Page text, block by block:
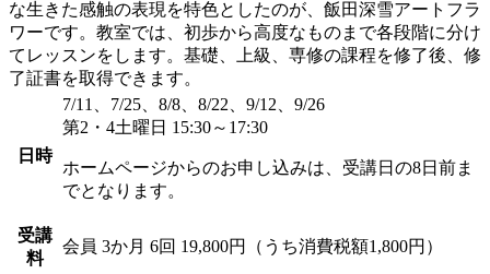
な生きた感触の表現を特色としたのが、飯田深雪アートフラ
ワーです。教室では、初歩から高度なものまで各段階に分け
てレッスンをします。基礎、上級、専修の課程を修了後、修
了証書を取得できます。
日時
7/11、7/25、8/8、8/22、9/12、9/26
第2・4土曜日 15:30～17:30
ホームページからのお申し込みは、受講日の8日前ま
でとなります。
受講
料
会員 3か月 6回 19,800円（うち消費税額1,800円）